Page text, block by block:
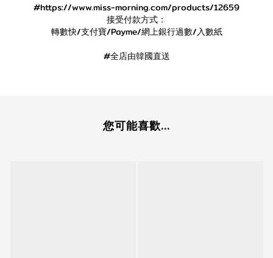
#https://www.miss-morning.com/products/12659
接受付款方式：
轉數快/支付寶/Payme/網上銀行過數/入數紙
#全店由韓國直送
您可能喜歡...